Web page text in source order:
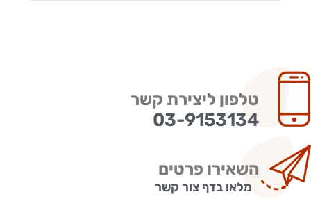
טלפון ליצירת קשר
03-9153134
השאירו פרטים
מלאו בדף צור קשר